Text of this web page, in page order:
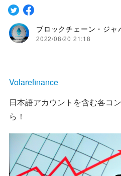
ブロックチェーン・ジャ
2022/08/20 21:18
Volarefinance
日本語アカウントを含む各コ
ら！